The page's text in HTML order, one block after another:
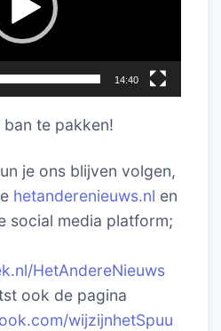
14:40
ban te pakken!
je ons blijven volgen,
hetanderenieuws.nl en
social media platform;
HetAndereNieuws
ook de pagina
wijzijnhetSpuu